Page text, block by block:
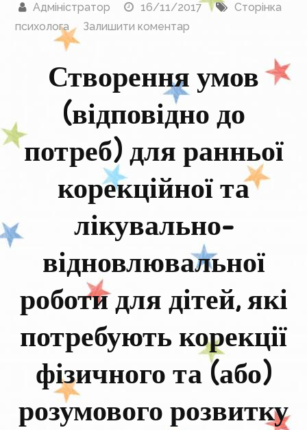
Адміністратор
16/11/2017
Сторінка
психолога
Залишити коментар
закладу
навчання
з
особливими
освітніми
Створення умов
(відповідно до
потреб) для ранньої
корекційної та
лікувально-
відновлювальної
роботи для дітей, які
потребують корекції
фізичного та (або)
розумового розвитку